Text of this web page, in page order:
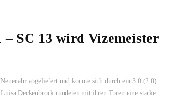
SC 13 wird Vizemeister
abgeliefert und konnte sich durch ein 3:0 (2:0)
Deckenbrock rundeten mit ihren Toren eine starke